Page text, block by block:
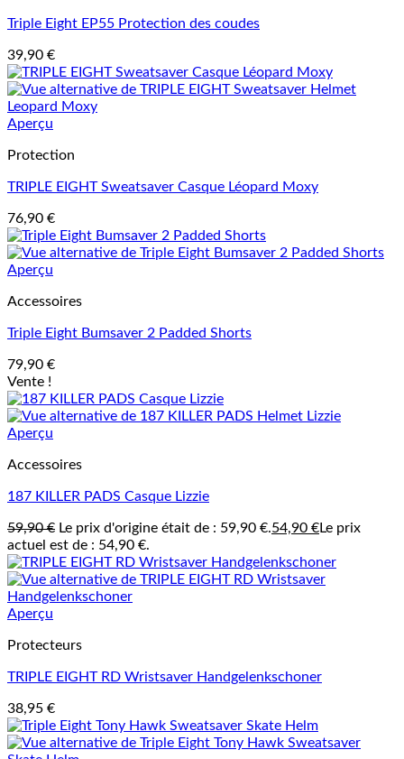
Triple Eight EP55 Protection des coudes
39,90 €
Aperçu
Protection
TRIPLE EIGHT Sweatsaver Casque Léopard Moxy
76,90 €
Aperçu
Accessoires
Triple Eight Bumsaver 2 Padded Shorts
79,90 €
Vente !
Aperçu
Accessoires
187 KILLER PADS Casque Lizzie
59,90€ Le prix d'origine était de : 59,90 €.54,90 €Le prix
actuel est de : 54,90 €.
Aperçu
Protecteurs
TRIPLE EIGHT RD Wristsaver Handgelenkschoner
38,95 €